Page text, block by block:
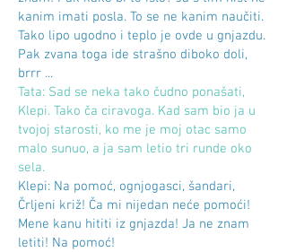
kanim imati posla. To se ne kanim naučiti.
Tako lipo ugodno i teplo je ovde u gnjazdu.
Pak zvana toga ide strašno diboko doli,
brrr ...
Tata: Sad se neka tako čudno ponašati,
Klepi. Tako ča ciravoga. Kad sam bio ja u
tvojoj starosti, ko me je moj otac samo
malo sunuo, a ja sam letio tri runde oko
sela.
Klepi: Na pomoć, ognjogasci, šandari,
Črljeni križ! Ča mi nijedan neće pomoći!
Mene kanu hititi iz gnjazda! Ja ne znam
letiti! Na pomoć!